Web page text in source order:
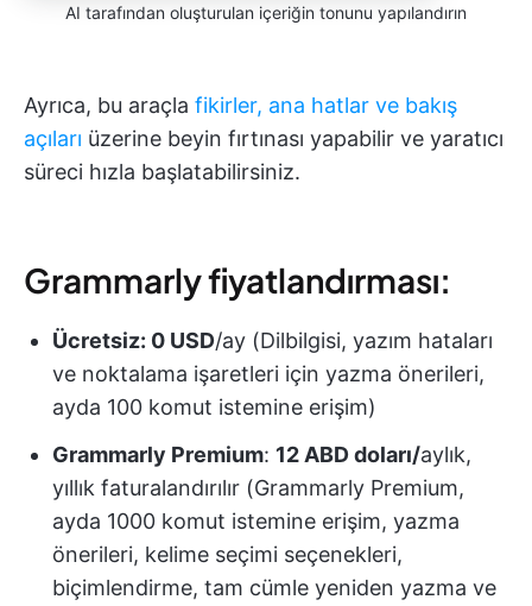
AI tarafından oluşturulan içeriğin tonunu yapılandırın
Ayrıca, bu araçla fikirler, ana hatlar ve bakış
açıları üzerine beyin fırtınası yapabilir ve yaratıcı
süreci hızla başlatabilirsiniz.
Grammarly fiyatlandırması:
Ücretsiz: 0 USD/ay (Dilbilgisi, yazım hataları
ve noktalama işaretleri için yazma önerileri,
ayda 100 komut istemine erişim)
Grammarly Premium: 12 ABD doları/aylık,
yıllık faturalandırılır (Grammarly Premium,
ayda 1000 komut istemine erişim, yazma
önerileri, kelime seçimi seçenekleri,
biçimlendirme, tam cümle yeniden yazma ve